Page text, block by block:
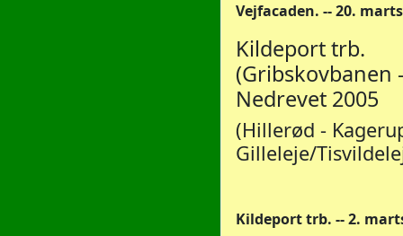
Vejfacaden. -- 20.
Kildeport trb.
(Gribskovbanen
Nedrevet 2005
(Hillerød -
Gilleleje/
Kildeport trb. -- 2.